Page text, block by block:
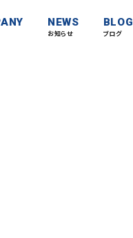
NEWS
お知らせ
BLOG
ブログ